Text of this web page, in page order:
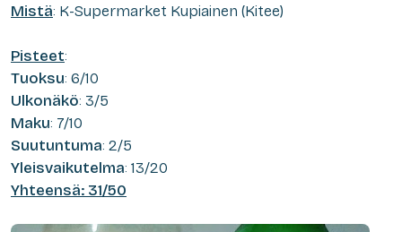
Mistä: K-Supermarket Kupiainen (Kitee)
Pisteet:
Tuoksu: 6/10
Ulkonäkö: 3/5
Maku: 7/10
Suutuntuma: 2/5
Yleisvaikutelma: 13/20
Yhteensä: 31/50